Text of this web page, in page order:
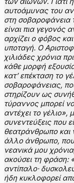
αυτοάμυνας του
στη σοβαροφάνεια
είναι πια γεγονός
αρχίζει ο φόβος
υποταγή. Ο
χιλιάδες χρόνια
κάθε μορφή
κατ’ επέκταση το
σοβαροφάνειας,
στηρίζουν ως
τύραννος μπορεί
αντέχει το γέλιο»,
συνεντεύξεις που
θεατράνθρωπο και
άλλο άνθρωπο,
νεανικά μου
ακούσει τη φράση:
αντίπαλο·
ήδη κυκλοφορεί